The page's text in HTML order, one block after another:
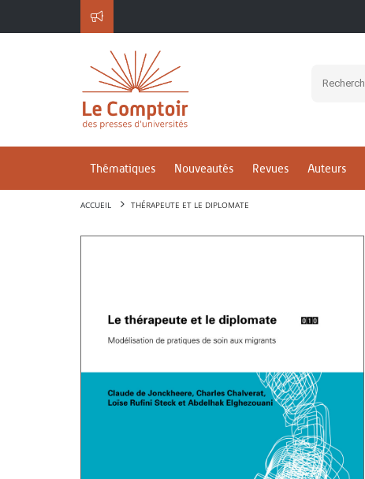
Thématiques Nouveautés Revues Auteurs
ACCUEIL THÉRAPEUTE ET LE DIPLOMATE